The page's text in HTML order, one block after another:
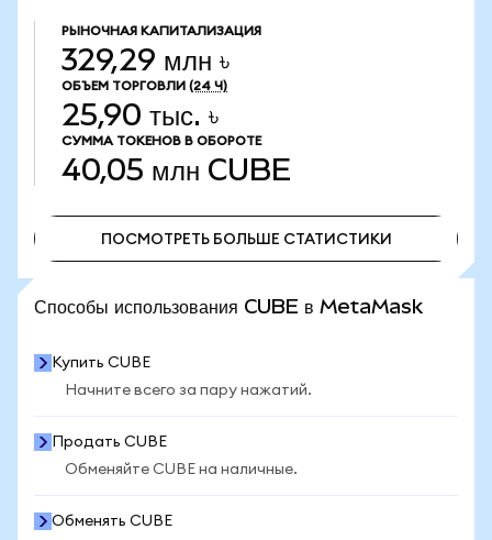
РЫНОЧНАЯ КАПИТАЛИЗАЦИЯ
329,29 млн ৳
ОБЪЕМ ТОРГОВЛИ (24 Ч)
25,90 тыс. ৳
СУММА ТОКЕНОВ В ОБОРОТЕ
40,05 млн CUBE
ПОСМОТРЕТЬ БОЛЬШЕ СТАТИСТИКИ
Способы использования CUBE в MetaMask
Купить CUBE
Начните всего за пару нажатий.
Продать CUBE
Обменяйте CUBE на наличные.
Обменять CUBE